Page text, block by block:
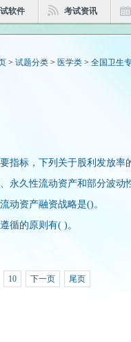
软件 考试资讯
> 试题分类 > 医学类 > 全国卫生
指标，下列关于股利发放率
永久性流动资产和部分波
动资产融资战略是()。
循的原则有( )。
10 下一页 尾页